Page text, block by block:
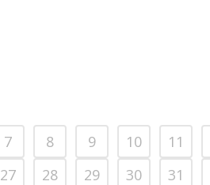
7 8 9 10 11
27 28 29 30 31